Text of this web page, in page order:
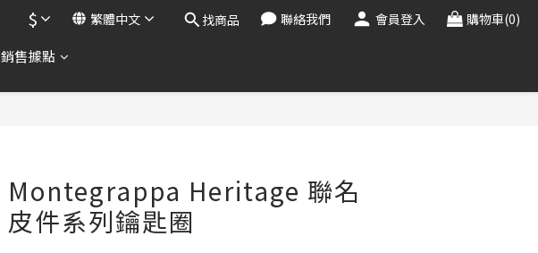
$ 繁體中文 找商品 聯絡我們 會員登入 購物車(0)
銷售據點
Montegrappa Heritage 聯名
皮件系列鑰匙圈